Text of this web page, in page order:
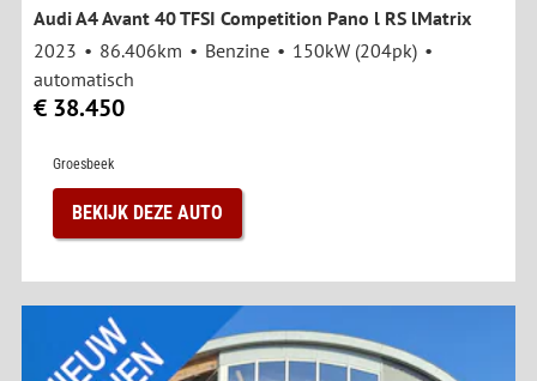
Audi A4 Avant 40 TFSI Competition Pano l RS lMatrix
2023
86.406km Benzine
150kW (204pk)
automatisch
€ 38.450
Groesbeek
BEKIJK DEZE AUTO